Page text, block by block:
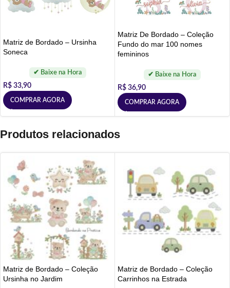
Matriz de Bordado – Ursinha
Soneca
R$ 33,90
COMPRAR AGORA
Matriz De Bordado – Coleção
Fundo do mar 100 nomes
femininos
R$ 36,90
COMPRAR AGORA
Produtos relacionados
Matriz de Bordado – Coleção
Ursinha no Jardim
Matriz de Bordado – Coleção
Carrinhos na Estrada